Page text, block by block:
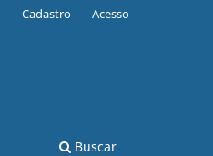
Buscar
Cadastro Acesso